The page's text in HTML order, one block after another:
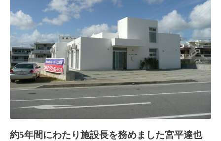
約5年間にわたり施設長を務めました宮平達也